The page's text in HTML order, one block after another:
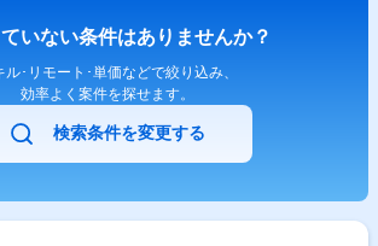
いない条件はありませんか？
ル･リモート･単価などで絞り込み、
効率よく案件を探せます。
検索条件を変更する